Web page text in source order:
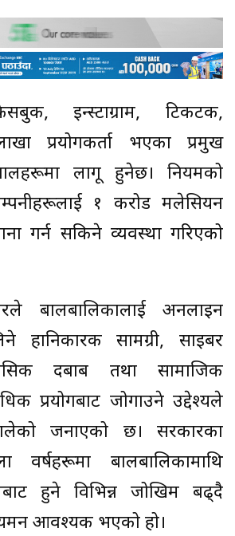
इन्स्टाग्राम, टिकटक,
प्रयोगकर्ता भएका प्रमुख
लागू हुनेछ। नियमको
१ करोड मलेसियन
गर्न सकिने व्यवस्था गरिएको
बालबालिकालाई अनलाइन
हानिकारक सामग्री, साइबर
दबाब तथा सामाजिक
प्रयोगबाट जोगाउने उद्देश्यले
जनाएको छ। सरकारका
वर्षहरूमा बालबालिकामाथि
हुने विभिन्न जोखिम बढ्दै
आवश्यक भएको हो।